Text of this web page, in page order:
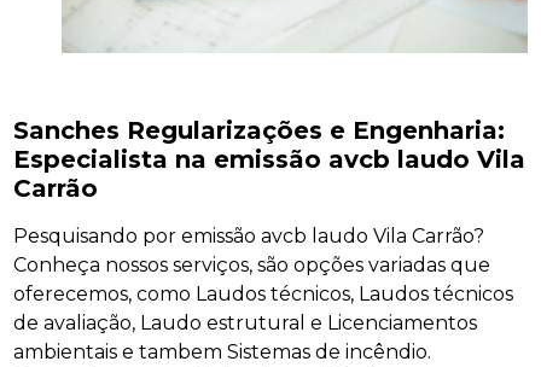
Sanches Regularizações e Engenharia:
Especialista na emissão avcb laudo Vila
Carrão
Pesquisando por emissão avcb laudo Vila Carrão?
Conheça nossos serviços, são opções variadas que
oferecemos, como Laudos técnicos, Laudos técnicos
de avaliação, Laudo estrutural e Licenciamentos
ambientais e tambem Sistemas de incêndio.